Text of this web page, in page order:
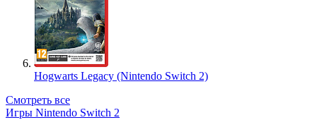
Hogwarts Legacy (Nintendo Switch 2)
Смотреть все
Игры Nintendo Switch 2